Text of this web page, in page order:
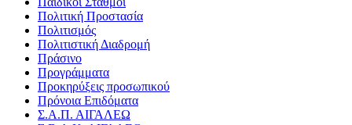
Πολιτική Προστασία
Πολιτισμός
Πολιτιστική Διαδρομή
Πράσινο
Προγράμματα
Προκηρύξεις προσωπικού
Πρόνοια Επιδόματα
Σ.Α.Π. ΑΙΓΑΛΕΩ